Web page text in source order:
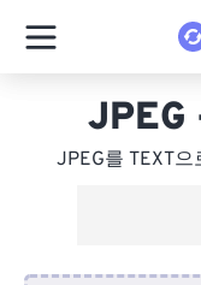
JPEG
JPEG를 TEXT